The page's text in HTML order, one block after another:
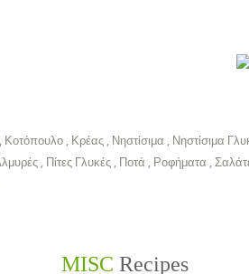
, Κοτόπουλο , Κρέας , Νηστίσιμα , Νηστίσιμα
, Πίτες Γλυκές , Ποτά , Ροφήματα ,
MISC Recipes